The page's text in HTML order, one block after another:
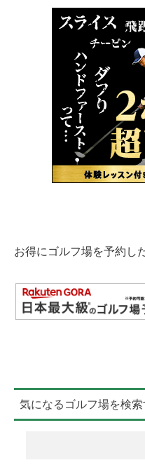
お得にゴルフ場を予約し
気になるゴルフ場を検索